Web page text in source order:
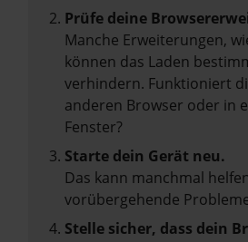
Prüfe deine
Manche Erweiterungen,
können das Laden
verhindern. Funktioniert
anderen Browser oder in
Fenster?
Starte dein Gerät neu.
Das kann manchmal
vorübergehende
Stelle sicher, dass dein